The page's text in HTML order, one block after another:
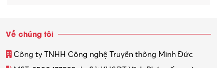
Về chúng tôi
Công ty TNHH Công nghệ Truyền thông Minh Đức